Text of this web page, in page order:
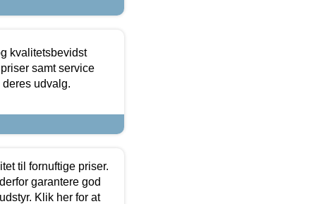
kvalitetsbevidst
samt service
udvalg.
til fornuftige priser.
garantere god
Klik her for at